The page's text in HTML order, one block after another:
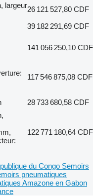
largeur26 121 527,80 CDF
39 182 291,69 CDF
141 056 250,10 CDF
117 546 875,08 CDF
28 733 680,58 CDF
122 771 180,64 CDF
du Congo Semoirs
pneumatiques
Amazone en Gabon